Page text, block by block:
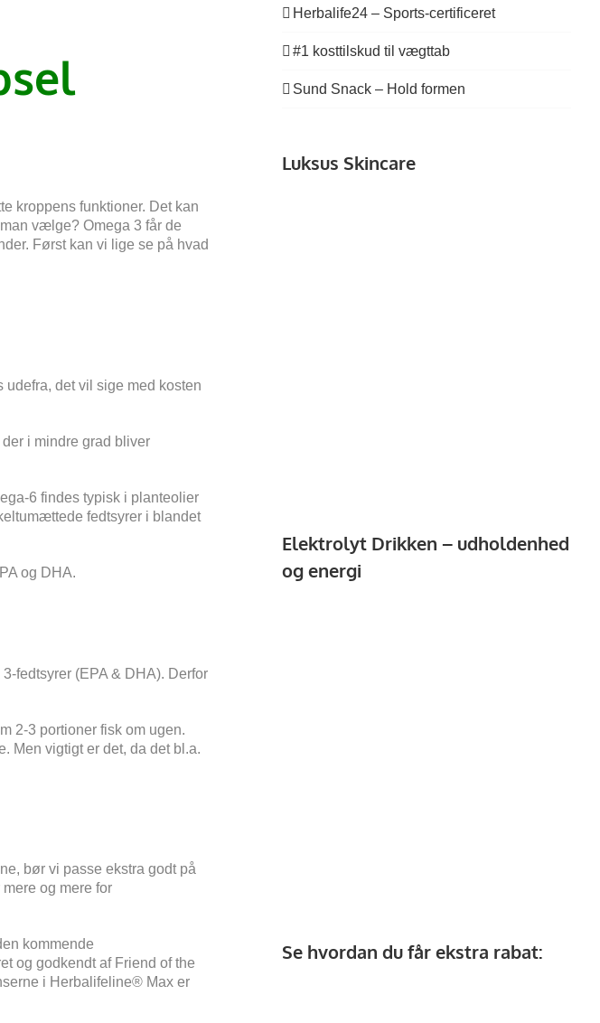
kroppens funktioner. Det kan
vælge? Omega 3 får de
Først kan vi lige se på hvad
udefra, det vil sige med kosten
i mindre grad bliver
6 findes typisk i planteolier
fedtsyrer i blandet
og DHA.
fedtsyrer (EPA & DHA). Derfor
2-3 portioner fisk om ugen.
Men vigtigt er det, da det bl.a.
bør vi passe ekstra godt på
og mere for
kommende
og godkendt af Friend of the
i Herbalifeline® Max er
Herbalife24 – Sports-certificeret
#1 kosttilskud til vægttab
Sund Snack – Hold formen
Luksus Skincare
Elektrolyt Drikken – udholdenhed
og energi
Se hvordan du får ekstra rabat: